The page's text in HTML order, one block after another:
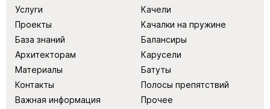
Услуги
Проекты
База знаний
Архитекторам
Материалы
Контакты
Важная информация
Качели
Качалки на пружине
Балансиры
Карусели
Батуты
Полосы препятствий
Прочее